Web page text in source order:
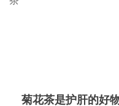
菊花茶是护肝的好